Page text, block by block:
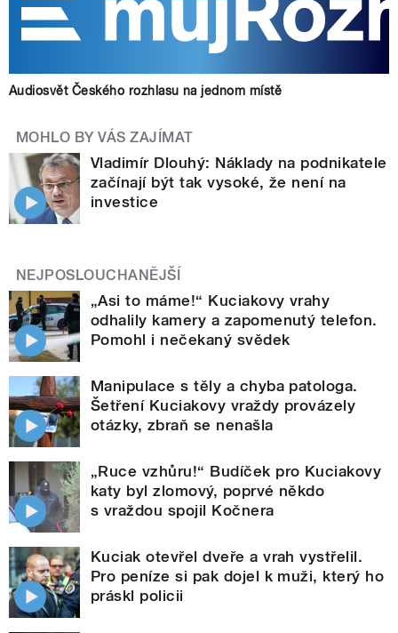
Audiosvět Českého rozhlasu na jednom místě
MOHLO BY VÁS ZAJÍMAT
Vladimír Dlouhý: Náklady na podnikatele
začínají být tak vysoké, že není na
investice
NEJPOSLOUCHANĚJŠÍ
„Asi to máme!“ Kuciakovy vrahy
odhalily kamery a zapomenutý telefon.
Pomohl i nečekaný svědek
Manipulace s těly a chyba patologa.
Šetření Kuciakovy vraždy provázely
otázky, zbraň se nenašla
„Ruce vzhůru!“ Budíček pro Kuciakovy
katy byl zlomový, poprvé někdo
s vraždou spojil Kočnera
Kuciak otevřel dveře a vrah vystřelil.
Pro peníze si pak dojel k muži, který ho
práskl policii